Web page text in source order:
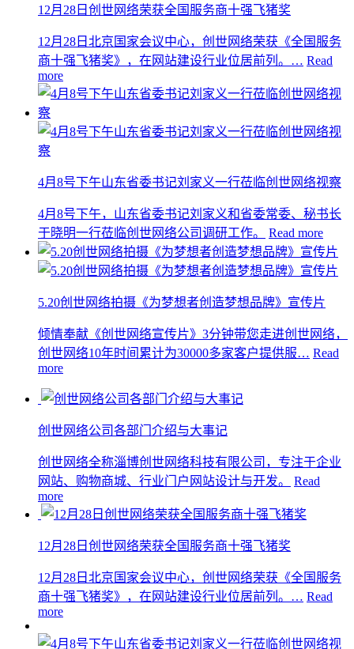
12月28日创世网络荣获全国服务商十强飞猪奖
12月28日北京国家会议中心，创世网络荣获《全国服务
商十强飞猪奖》，在网站建设行业位居前列。… Read
more
4月8号下午山东省委书记刘家义一行莅临创世网络视察
4月8号下午，山东省委书记刘家义和省委常委、秘书长
于晓明一行莅临创世网络公司调研工作。
Read more
5.20创世网络拍摄《为梦想者创造梦想品牌》宣传片
倾情奉献《创世网络宣传片》3分钟带您走进创世网络，
创世网络10年时间累计为30000多家客户提供服… Read
more
创世网络公司各部门介绍与大事记
创世网络全称淄博创世网络科技有限公司，专注于企业
网站、购物商城、行业门户网站设计与开发。
Read
more
12月28日创世网络荣获全国服务商十强飞猪奖
12月28日北京国家会议中心，创世网络荣获《全国服务
商十强飞猪奖》，在网站建设行业位居前列。… Read
more